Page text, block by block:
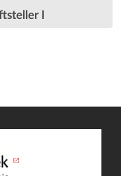
I